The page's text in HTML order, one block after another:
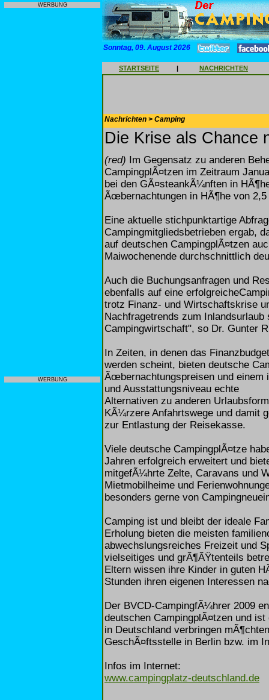
WERBUNG
WERBUNG
Sonntag, 09. August 2026
STARTSEITE | NACHRICHTEN
Nachrichten > Camping
Die Krise als Chance
(red) Im Gegensatz zu anderen
CampingplÃ¤tzen im Zeitraum
bei den GÃ¤steankÃ¼nften in
Ãœbernachtungen in HÃ¶he von
Eine aktuelle stichpunktartige
Campingmitgliedsbetrieben ergab,
auf deutschen CampingplÃ¤tzen
Maiwochenende durchschnittlich
Auch die Buchungsanfragen und
ebenfalls auf eine
trotz Finanz- und Wirtschaftskrise
Nachfragetrends zum
Campingwirtschaft", so Dr. Gunter
In Zeiten, in denen das
werden scheint, bieten deutsche
Ãœbernachtungspreisen und
und Ausstattungsniveau echte
Alternativen zu anderen
KÃ¼rzere Anfahrtswege und damit
zur Entlastung der Reisekasse.
Viele deutsche CampingplÃ¤tze
Jahren erfolgreich erweitert und
mitgefÃ¼hrte Zelte, Caravans und
Mietmobilheime und
besonders gerne von
Camping ist und bleibt der ideale
Erholung bieten die meisten
abwechslungsreiches Freizeit und
vielseitiges und grÃ¶ÃŸtenteils
Eltern wissen ihre Kinder in guten
Stunden ihren eigenen Interessen
Der BVCD-CampingfÃ¼hrer 2009
deutschen CampingplÃ¤tzen und
in Deutschland verbringen
GeschÃ¤ftsstelle in Berlin bzw. im
Infos im Internet:
www.campingplatz-deutschland.de